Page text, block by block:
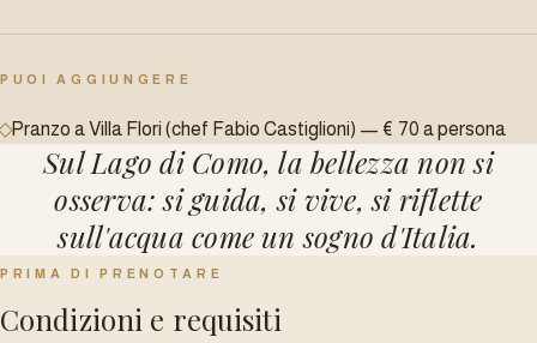
PUOI AGGIUNGERE
Pranzo a Villa Flori (chef Fabio Castiglioni) — € 70 a persona
Sul Lago di Como, la bellezza non si
osserva: si guida, si vive, si riflette
sull'acqua come un sogno d'Italia.
PRIMA DI PRENOTARE
Condizioni e requisiti